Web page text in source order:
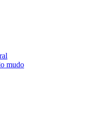
mudo